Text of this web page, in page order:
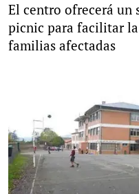
El centro ofrecerá
picnic para facilitar
familias afectadas